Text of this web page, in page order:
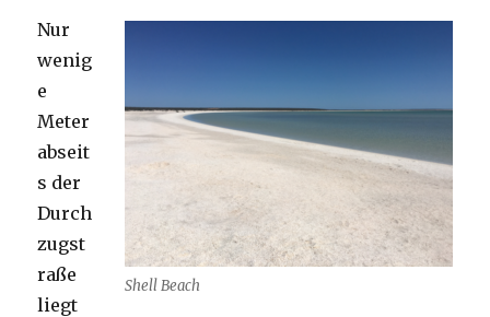
Shell Beach
Nur
wenig
e
Meter
abseit
s der
Durch
zugst
raße
liegt